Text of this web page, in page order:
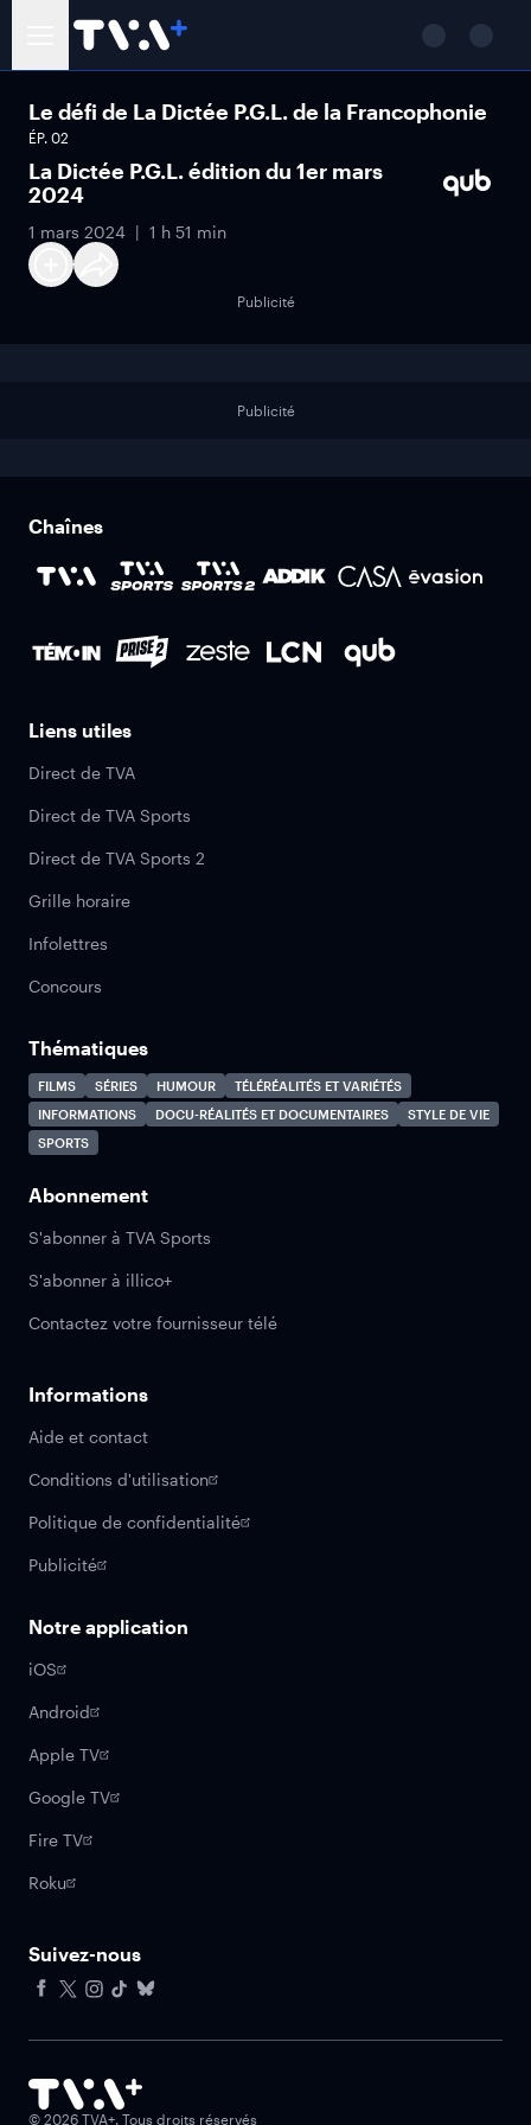
Le défi de La Dictée P.G.L. de la Francophonie
ÉP. 02
La Dictée P.G.L. édition du 1er mars
2024
1 mars 2024 1 h 51 min
Publicité
Publicité
Chaînes
Liens utiles
Direct de TVA
Direct de TVA Sports
Direct de TVA Sports 2
Grille horaire
Infolettres
Concours
Thématiques
FILMS SÉRIES HUMOUR
TÉLÉRÉALITÉS ET VARIÉTÉS
INFORMATIONS
DOCU-RÉALITÉS ET DOCUMENTAIRES
STYLE DE VIE
SPORTS
Abonnement
S'abonner à TVA Sports
S'abonner à illico+
Contactez votre fournisseur télé
Informations
Aide et contact
Conditions d'utilisation
Politique de confidentialité
Publicité
Notre application
iOS
Android
Apple TV
Google TV
Fire TV
Roku
Suivez-nous
© 2026 TVA+. Tous droits réservés